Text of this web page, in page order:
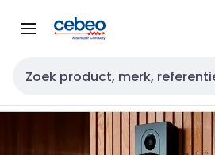
naar
naar
Zoekveld invoer